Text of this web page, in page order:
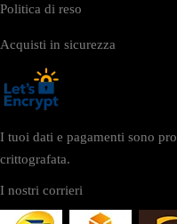
Politica di reso
Acquisti in sicurezza
I tuoi dati e pagamenti sono
crittografata.
I nostri corrieri